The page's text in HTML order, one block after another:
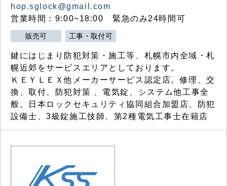
hop.sglock@gmail.com
営業時間：9:00~18:00 緊急のみ24時間可
販売可 工事・取付可
鍵にはじまり防犯対策・施工等、札幌市内全域・札
幌近郊をサービスエリアとしております。
ＫＥＹＬＥＸ他メーカーサービス認定店。修理、交
換、取付、防犯対策 、電気錠、システム他工事全
般。日本ロックセキュリティ協同組合加盟店、防犯
設備士、3級錠施工技師、第2種電気工事士在籍店